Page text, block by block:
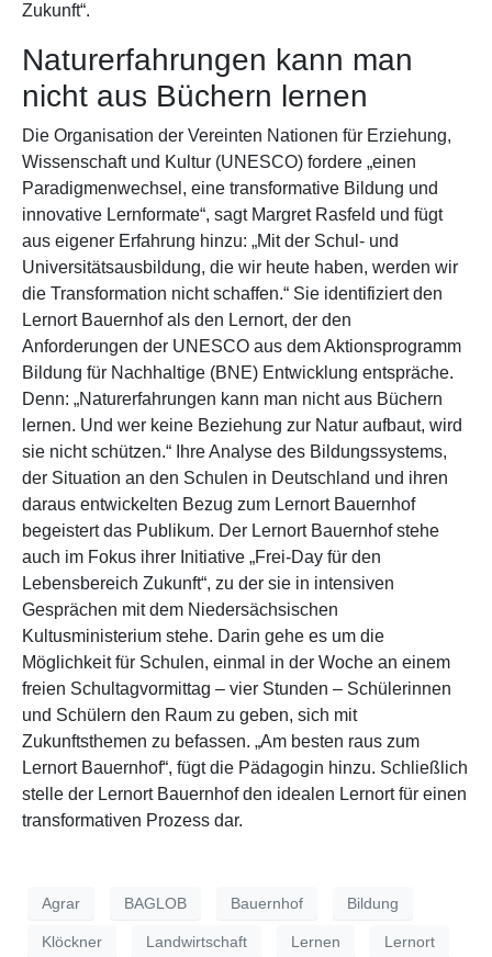
Zukunft“.
Naturerfahrungen kann man
nicht aus Büchern lernen
Die Organisation der Vereinten Nationen für Erziehung,
Wissenschaft und Kultur (UNESCO) fordere „einen
Paradigmenwechsel, eine transformative Bildung und
innovative Lernformate“, sagt Margret Rasfeld und fügt
aus eigener Erfahrung hinzu: „Mit der Schul- und
Universitätsausbildung, die wir heute haben, werden wir
die Transformation nicht schaffen.“ Sie identifiziert den
Lernort Bauernhof als den Lernort, der den
Anforderungen der UNESCO aus dem Aktionsprogramm
Bildung für Nachhaltige (BNE) Entwicklung entspräche.
Denn: „Naturerfahrungen kann man nicht aus Büchern
lernen. Und wer keine Beziehung zur Natur aufbaut, wird
sie nicht schützen.“ Ihre Analyse des Bildungssystems,
der Situation an den Schulen in Deutschland und ihren
daraus entwickelten Bezug zum Lernort Bauernhof
begeistert das Publikum. Der Lernort Bauernhof stehe
auch im Fokus ihrer Initiative „Frei-Day für den
Lebensbereich Zukunft“, zu der sie in intensiven
Gesprächen mit dem Niedersächsischen
Kultusministerium stehe. Darin gehe es um die
Möglichkeit für Schulen, einmal in der Woche an einem
freien Schultagvormittag – vier Stunden – Schülerinnen
und Schülern den Raum zu geben, sich mit
Zukunftsthemen zu befassen. „Am besten raus zum
Lernort Bauernhof“, fügt die Pädagogin hinzu. Schließlich
stelle der Lernort Bauernhof den idealen Lernort für einen
transformativen Prozess dar.
Agrar BAGLOB Bauernhof Bildung
Klöckner Landwirtschaft Lernen Lernort